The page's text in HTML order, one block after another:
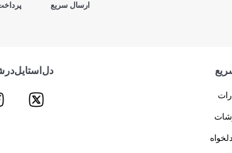
ارسال سریع